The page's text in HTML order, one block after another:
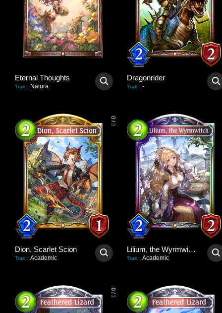
Eternal Thoughts
Trait : Natura
Dragonrider
Trait : -
0
/
3
Dion, Scarlet Scion
Trait : Academic
Lilium, the Wyrmwitch
Trait : Academic
0
/
3